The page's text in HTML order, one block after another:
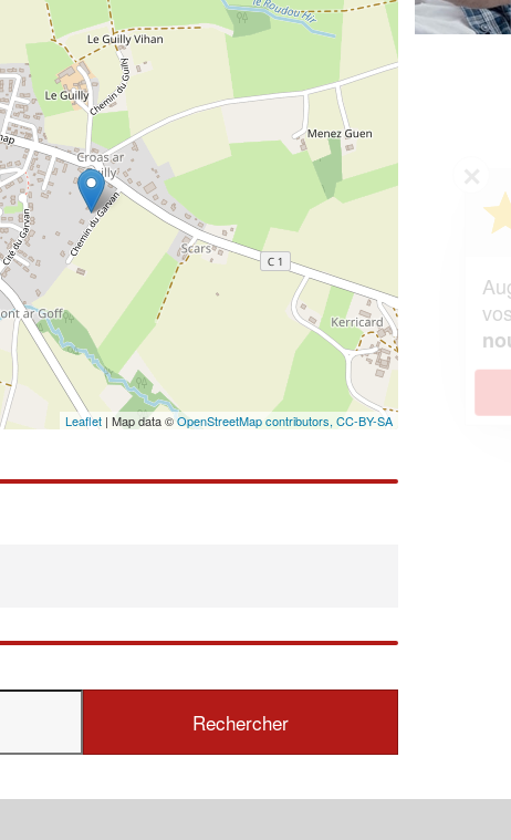
Leaflet | Map data ©OpenStreetMap contributors, CC-BY-SA
✕
Vous êtes un
professionnel ?
Augmentez votrechiffre d'affaires
vos
tout en gagnant de
nouveaux clients!
En savoir plus